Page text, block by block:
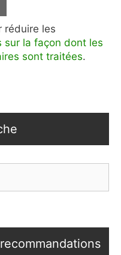
réduire les
sur la façon dont les
sont traitées.